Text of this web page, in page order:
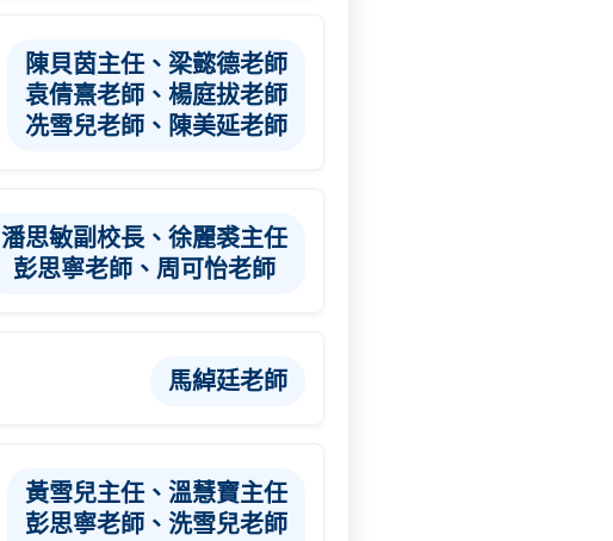
陳貝茵主任、梁懿德老師
袁倩熹老師、楊庭拔老師
冼雪兒老師、陳美延老師
潘思敏副校長、徐麗裘主任
彭思寧老師、周可怡老師
馬綽廷老師
黃雪兒主任、溫慧寶主任
彭思寧老師、洗雪兒老師